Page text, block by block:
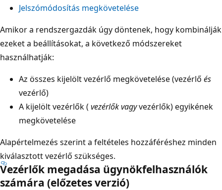
Jelszómódosítás megkövetelése
Amikor a rendszergazdák úgy döntenek, hogy kombinálják
ezeket a beállításokat, a következő módszereket
használhatják:
Az összes kijelölt vezérlő megkövetelése (vezérlő és
vezérlő)
A kijelölt vezérlők ( vezérlők vagyvezérlők) egyikének
megkövetelése
Alapértelmezés szerint a feltételes hozzáféréshez minden
kiválasztott vezérlő szükséges.
Vezérlők megadása ügynökfelhasználók
számára (előzetes verzió)